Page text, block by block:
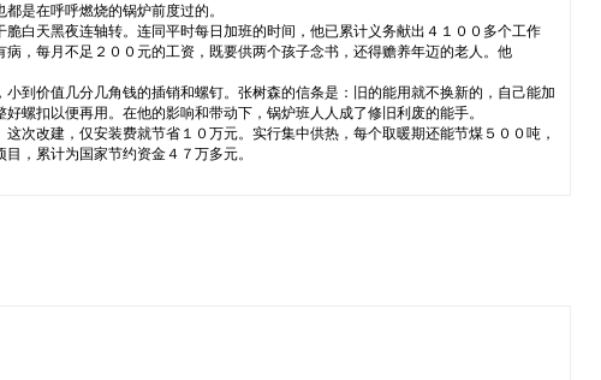
是在呼呼燃烧的锅炉前度过的。
白天黑夜连轴转。连同平时每日加班的时间，他已累计义务献出４１００多个工作
，每月不足２００元的工资，既要供两个孩子念书，还得赡养年迈的老人。他
到价值几分几角钱的插销和螺钉。张树森的信条是：旧的能用就不换新的，自己能加
螺扣以便再用。在他的影响和带动下，锅炉班人人成了修旧利废的能手。
次改建，仅安装费就节省１０万元。实行集中供热，每个取暖期还能节煤５００吨，
，累计为国家节约资金４７万多元。